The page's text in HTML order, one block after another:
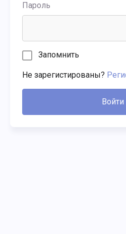
Пароль
Запомнить
Не зарегистированы?